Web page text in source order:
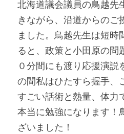
北海道議会議員の鳥越先
きながら、沿道からのご
ました。鳥越先生は短時
ると、政策と小田原の問
０分間にも渡り応援演説
の間私はひたすら握手、
すごい話術と熱量、体力
本当に勉強になります！
ざいました！